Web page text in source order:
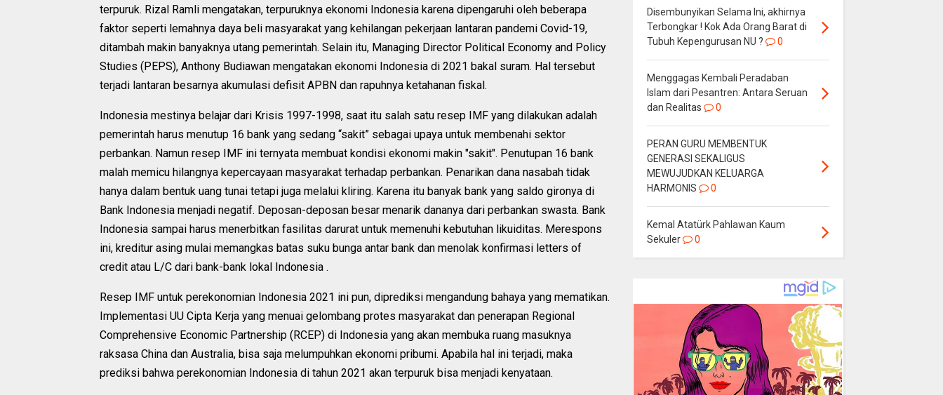
terpuruk. Rizal Ramli mengatakan, terpuruknya ekonomi Indonesia karena dipengaruhi oleh beberapa
faktor seperti lemahnya daya beli masyarakat yang kehilangan pekerjaan lantaran pandemi Covid-19,
ditambah makin banyaknya utang pemerintah. Selain itu, Managing Director Political Economy and Policy
Studies (PEPS), Anthony Budiawan mengatakan ekonomi Indonesia di 2021 bakal suram. Hal tersebut
terjadi lantaran besarnya akumulasi defisit APBN dan rapuhnya ketahanan fiskal.
Indonesia mestinya belajar dari Krisis 1997-1998, saat itu salah satu resep IMF yang dilakukan adalah
pemerintah harus menutup 16 bank yang sedang “sakit” sebagai upaya untuk membenahi sektor
perbankan. Namun resep IMF ini ternyata membuat kondisi ekonomi makin "sakit". Penutupan 16 bank
malah memicu hilangnya kepercayaan masyarakat terhadap perbankan. Penarikan dana nasabah tidak
hanya dalam bentuk uang tunai tetapi juga melalui kliring. Karena itu banyak bank yang saldo gironya di
Bank Indonesia menjadi negatif. Deposan-deposan besar menarik dananya dari perbankan swasta. Bank
Indonesia sampai harus menerbitkan fasilitas darurat untuk memenuhi kebutuhan likuiditas. Merespons
ini, kreditur asing mulai memangkas batas suku bunga antar bank dan menolak konfirmasi letters of
credit atau L/C dari bank-bank lokal Indonesia .
Resep IMF untuk perekonomian Indonesia 2021 ini pun, diprediksi mengandung bahaya yang mematikan.
Implementasi UU Cipta Kerja yang menuai gelombang protes masyarakat dan penerapan Regional
Comprehensive Economic Partnership (RCEP) di Indonesia yang akan membuka ruang masuknya
raksasa China dan Australia, bisa saja melumpuhkan ekonomi pribumi. Apabila hal ini terjadi, maka
prediksi bahwa perekonomian Indonesia di tahun 2021 akan terpuruk bisa menjadi kenyataan.
Disembunyikan Selama Ini, akhirnya
Terbongkar ! Kok Ada Orang Barat di
Tubuh Kepengurusan NU ?
0
Menggagas Kembali Peradaban
Islam dari Pesantren: Antara Seruan
dan Realitas
0
PERAN GURU MEMBENTUK
GENERASI SEKALIGUS
MEWUJUDKAN KELUARGA
HARMONIS
0
Kemal Atatürk Pahlawan Kaum
Sekuler
0